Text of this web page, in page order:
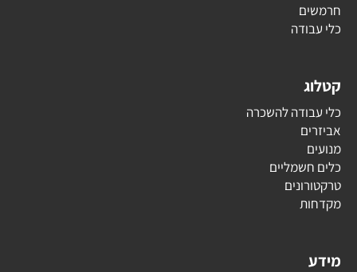
חרמשים
כלי עבודה
קטלוג
כלי עבודה להשכרה
אביזרים
מנועים
כלים חשמליים
טרקטורונים
מקדחות
מידע